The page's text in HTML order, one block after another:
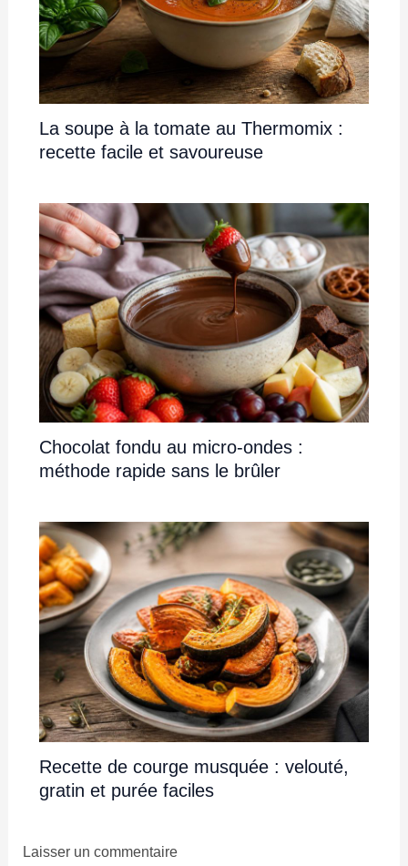
La soupe à la tomate au Thermomix :
recette facile et savoureuse
Chocolat fondu au micro-ondes :
méthode rapide sans le brûler
Recette de courge musquée : velouté,
gratin et purée faciles
Laisser un commentaire